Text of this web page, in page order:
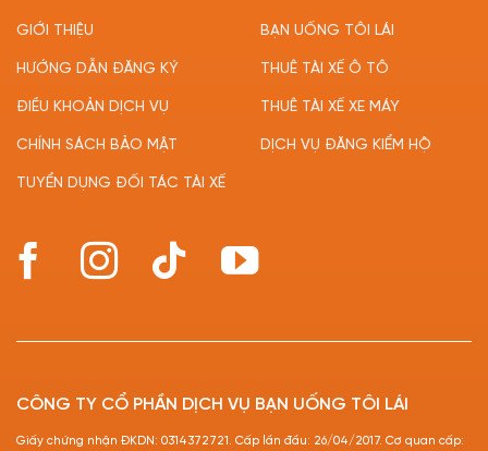
GIỚI THIỆU
HƯỚNG DẪN ĐĂNG KÝ
ĐIỀU KHOẢN DỊCH VỤ
CHÍNH SÁCH BẢO MẬT
TUYỂN DỤNG ĐỐI TÁC TÀI XẾ
BẠN UỐNG TÔI LÁI
THUÊ TÀI XẾ Ô TÔ
THUÊ TÀI XẾ XE MÁY
DỊCH VỤ ĐĂNG KIỂM HỘ
CÔNG TY CỔ PHẦN DỊCH VỤ BẠN UỐNG TÔI LÁI
Giấy chứng nhận ĐKDN: 0314372721. Cấp lần đầu: 26/04/2017. Cơ quan cấp: